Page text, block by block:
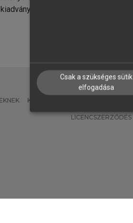
KÖNYVTÁROSOKNAK
LICENCSZERZŐDÉS
Csak a szükséges sütik
elfogadása